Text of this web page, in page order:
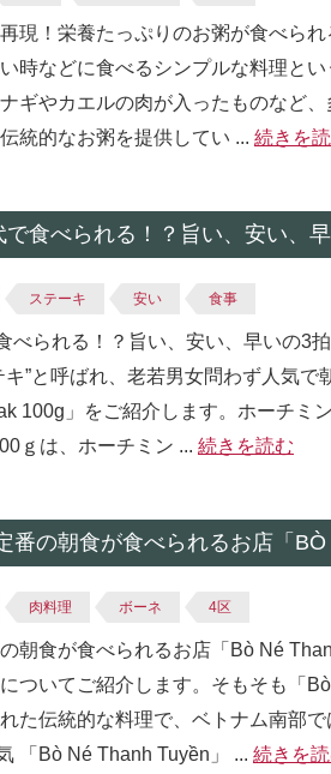
現！栄養たっぷりのお粥が食べら
時などに食べるシンプルな料理と
ギやカエルの肉が入ったものなど
統的なお粥を提供してい ... 続きを
食べられる！？旨い、安い、
ステーキ 安い 食事
べられる！？旨い、安い、早いの3
キ”と呼ばれ、老若男女問わず人気
100g」をご紹介します。ホーチミ
ｇは、ホーチミン ... 続きを読む
番の朝食が食べられるお店「
肉料理 ボーネ 4区
朝食が食べられるお店「Bò Né
ついてご紹介します。そもそも「
た伝統的な料理で、ベトナム南部
「Bò Né Thanh Tuyền」 ... 続きを